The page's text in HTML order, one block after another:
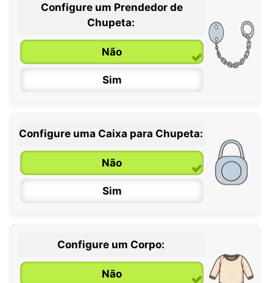
0 / 6 meses
6 / 36 meses
Configure um Prendedor de
Chupeta:
Não
Sim
Configure uma Caixa para Chupeta:
Não
Sim
Configure um Corpo:
Não